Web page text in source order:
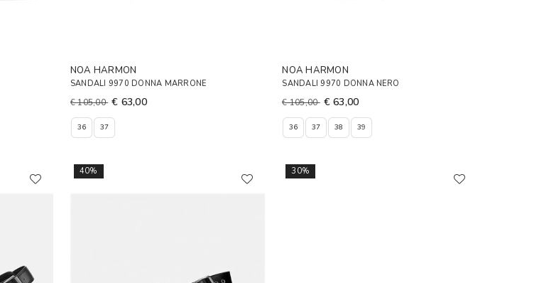
NOA HARMON
SANDALI 9970 DONNA MARRONE
€ 105,00 € 63,00
36 37
NOA HARMON
SANDALI 9970 DONNA NERO
€ 105,00 € 63,00
36 37 38 39
40% 30%